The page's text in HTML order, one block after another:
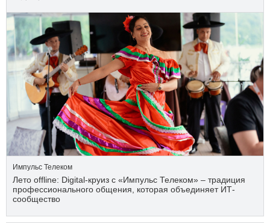
Импульс Телеком
Лето offline: Digital-круиз с «Импульс Телеком» – традиция
профессионального общения, которая объединяет ИТ-
сообщество